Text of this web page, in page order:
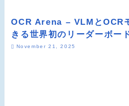
OCR Arena – VLMとOCR
きる世界初のリーダーボー
November 21, 2025